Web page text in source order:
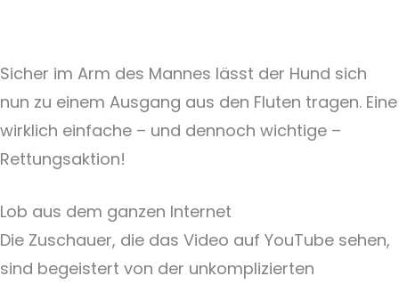
Sicher im Arm des Mannes lässt der Hund sich
nun zu einem Ausgang aus den Fluten tragen. Eine
wirklich einfache – und dennoch wichtige –
Rettungsaktion!
Lob aus dem ganzen Internet
Die Zuschauer, die das Video auf YouTube sehen,
sind begeistert von der unkomplizierten